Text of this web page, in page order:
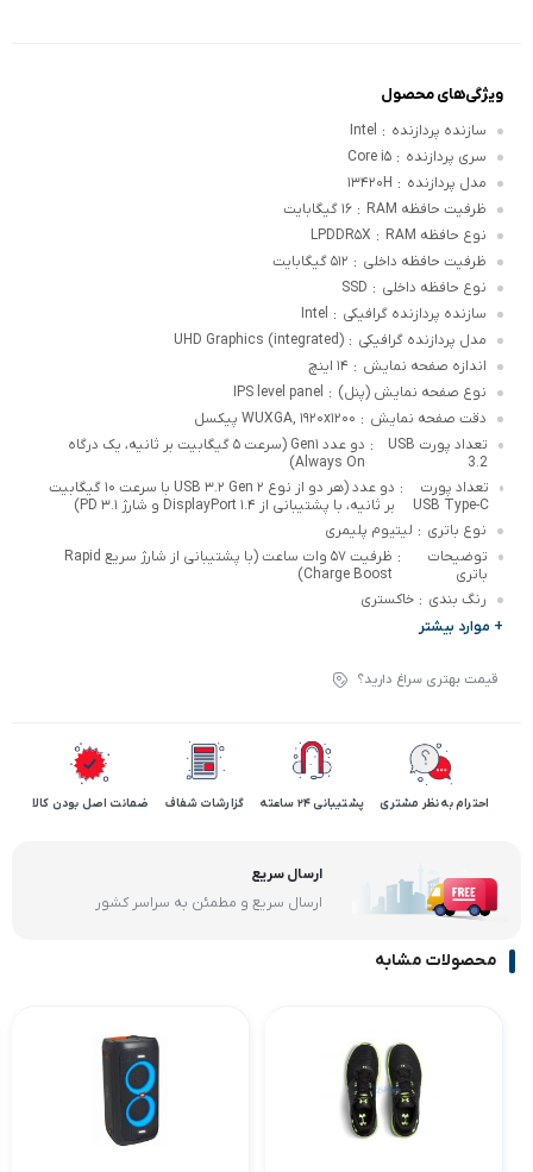
ویژگی‌های محصول
سازنده پردازنده :
Intel
سری پردازنده : Core i۵
مدل پردازنده : ۱۳۴۲۰H
ظرفیت حافظه RAM
: ۱۶ گیگابایت
نوع حافظه RAM
: LPDDR۵X
ظرفیت حافظه داخلی : ۵۱۲ گیگابایت
نوع حافظه داخلی :
SSD
سازنده پردازنده گرافیکی :
Intel
مدل پردازنده گرافیکی :
UHD Graphics (integrated)
اندازه صفحه نمایش : ۱۴ اینچ
نوع صفحه نمایش (پنل) :
IPS level panel
دقت صفحه نمایش : WUXGA, ۱۹۲۰x۱۲۰۰ پیکسل
تعداد پورت USB
3.2
:
دو عدد Gen۱ (سرعت ۵ گیگابیت بر ثانیه، یک درگاه
Always On)
تعداد پورت
USB Type-C
:
دو عدد (هر دو از نوع USB ۳.۲ Gen ۲ با سرعت ۱۰ گیگابیت
بر ثانیه، با پشتیبانی از DisplayPort ۱.۴ و شارژ PD ۳.۱)
نوع باتری : لیتیوم پلیمری
توضیحات
باتری
:
ظرفیت ۵۷ وات ساعت (با پشتیبانی از شارژ سریع Rapid
Charge Boost)
رنگ بندی : خاکستری
+ موارد بیشتر
قیمت بهتری سراغ دارید؟
احترام به نظر مشتری پشتیبانی 24 ساعته گزارشات شفاف ضمانت اصل بودن کالا
ارسال سریع
ارسال سریع و مطمئن به سراسر کشور
محصولات مشابه